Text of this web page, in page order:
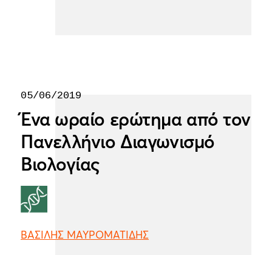
05/06/2019
Ένα ωραίο ερώτημα από τον
Πανελλήνιο Διαγωνισμό
Βιολογίας
ΒΑΣΙΛΗΣ ΜΑΥΡΟΜΑΤΙΔΗΣ